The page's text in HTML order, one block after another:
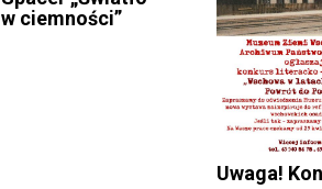
w ciemności”
Uwaga!